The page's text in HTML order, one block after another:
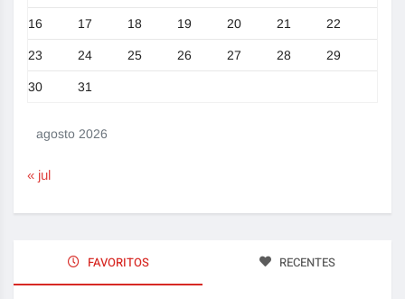
agosto 2026
16 17 18 19 20 21 22
23 24 25 26 27 28 29
30 31
« jul
FAVORITOS RECENTES